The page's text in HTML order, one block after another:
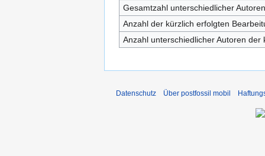
Gesamtzahl unterschiedlicher Autoren
Anzahl der kürzlich erfolgten
Anzahl unterschiedlicher Autoren
Datenschutz Über postfossil mobil